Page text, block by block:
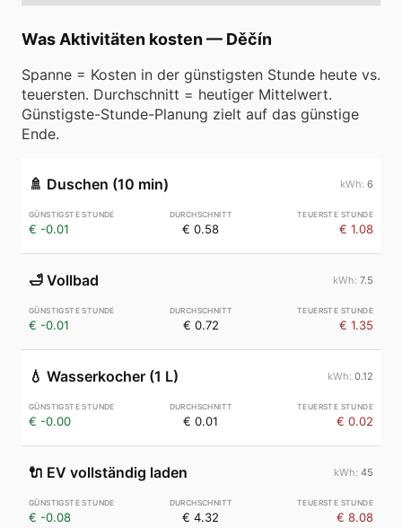
Was Aktivitäten kosten — Děčín
Spanne = Kosten in der günstigsten Stunde heute vs.
teuersten. Durchschnitt = heutiger Mittelwert.
Günstigste-Stunde-Planung zielt auf das günstige
Ende.
🚿 Duschen (10 min) 6
€ -0.01 € 0.58 € 1.08
🛁 Vollbad 7.5
€ -0.01 € 0.72 € 1.35
💧 Wasserkocher (1 L) 0.12
€ -0.00 € 0.01 € 0.02
🔌 EV vollständig laden 45
€ -0.08 € 4.32 € 8.08